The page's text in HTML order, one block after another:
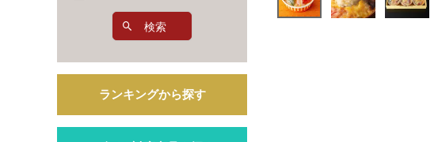
検索
ランキングから探す